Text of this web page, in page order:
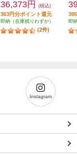
36,373円 (税込)
363円分ポイント還元
即納（在庫残りわずか）
(2件)
即
Instagram